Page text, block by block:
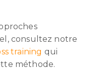
consultez notre
training qui
méthode.